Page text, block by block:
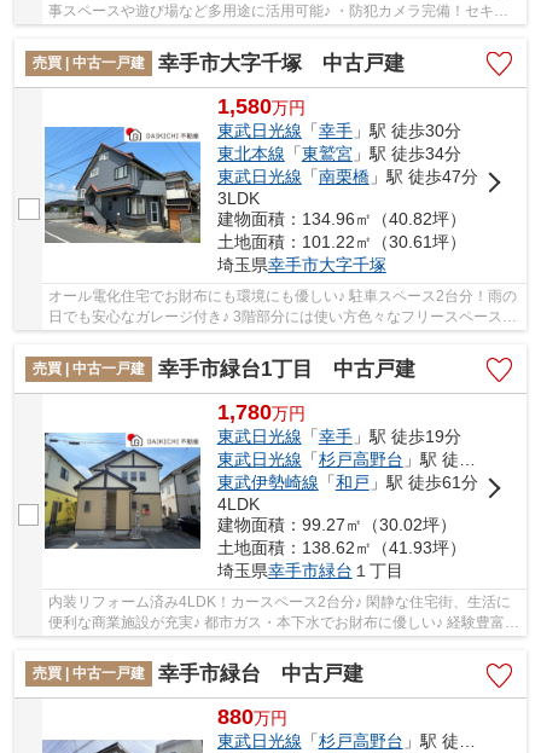
事スペースや遊び場など多用途に活用可能♪ ・防犯カメラ完備！セキュ
リティ面も安心です！ 「今から見たい」大...
売買 | 中古一戸建
幸手市大字千塚 中古戸建
1,580万円
東武日光線 「幸手」駅 徒歩30分
東北本線 「東鷲宮」駅 徒歩34分
東武日光線 「南栗橋」駅 徒歩47分
3LDK
建物面積：134.96㎡（40.82坪）
土地面積：101.22㎡（30.61坪）
埼玉県幸手市大字千塚
オール電化住宅でお財布にも環境にも優しい♪ 駐車スペース2台分！雨の
日でも安心なガレージ付き♪ 3階部分には使い方色々なフリースペースあ
り！ 経験豊富なキャリアのあるスタッフが...
売買 | 中古一戸建
幸手市緑台1丁目 中古戸建
1,780万円
東武日光線 「幸手」駅 徒歩19分
東武日光線 「杉戸高野台 」駅 徒歩30分
東武伊勢崎線 「和戸 」駅 徒歩61分
4LDK
建物面積：99.27㎡（30.02坪）
土地面積：138.62㎡（41.93坪）
埼玉県幸手市緑台 １丁目
内装リフォーム済み4LDK！カースペース2台分♪ 閑静な住宅街、生活に
便利な商業施設が充実♪ 都市ガス・本下水でお財布に優しい♪ 経験豊富な
キャリアのあるスタッフが物件資料を現地ま...
売買 | 中古一戸建
幸手市緑台 中古戸建
880万円
東武日光線 「杉戸高野台 」駅 徒歩21分